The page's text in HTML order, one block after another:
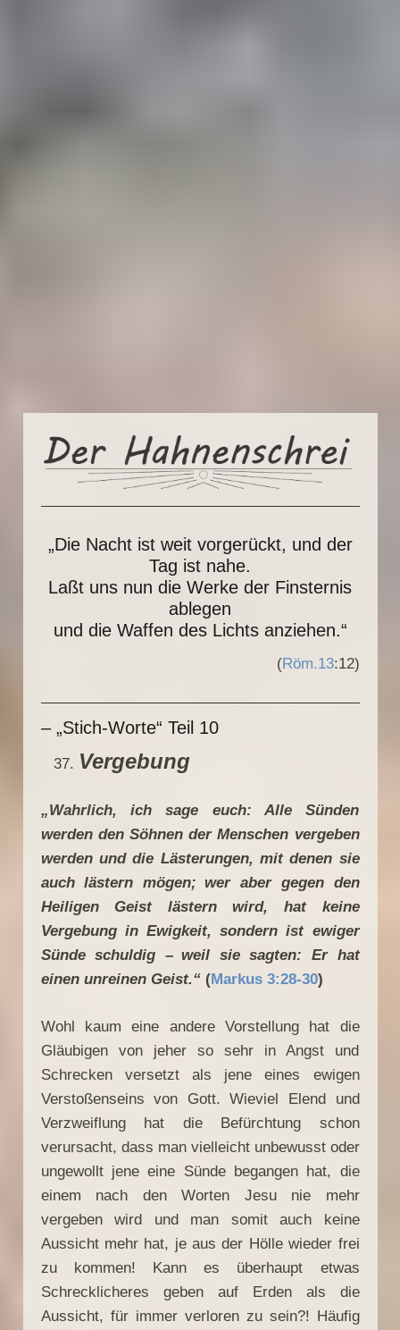
„Die Nacht ist weit vorgerückt, und der
Tag ist nahe.
Laßt uns nun die Werke der Finsternis
ablegen
und die Waffen des Lichts anziehen.“
(Röm.13:12)
– „Stich-Worte“ Teil 10
Vergebung
„Wahrlich, ich sage euch: Alle Sünden
werden den Söhnen der Menschen vergeben
werden und die Lästerungen, mit denen sie
auch lästern mögen; wer aber gegen den
Heiligen Geist lästern wird, hat keine
Vergebung in Ewigkeit, sondern ist ewiger
Sünde schuldig – weil sie sagten: Er hat
einen unreinen Geist.“ (Markus 3:28-30)
Wohl kaum eine andere Vorstellung hat die
Gläubigen von jeher so sehr in Angst und
Schrecken versetzt als jene eines ewigen
Verstoßenseins von Gott. Wieviel Elend und
Verzweiflung hat die Befürchtung schon
verursacht, dass man vielleicht unbewusst oder
ungewollt jene eine Sünde begangen hat, die
einem nach den Worten Jesu nie mehr
vergeben wird und man somit auch keine
Aussicht mehr hat, je aus der Hölle wieder frei
zu kommen! Kann es überhaupt etwas
Schrecklicheres geben auf Erden als die
Aussicht, für immer verloren zu sein?! Häufig